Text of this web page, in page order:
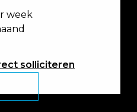
week
solliciteren